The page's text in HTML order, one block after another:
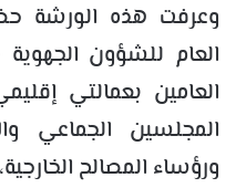
وعرفت هذه الورشة
العام للشؤون
العامين بعمالتي
المجلسين الجماعي
ورؤساء المصالح